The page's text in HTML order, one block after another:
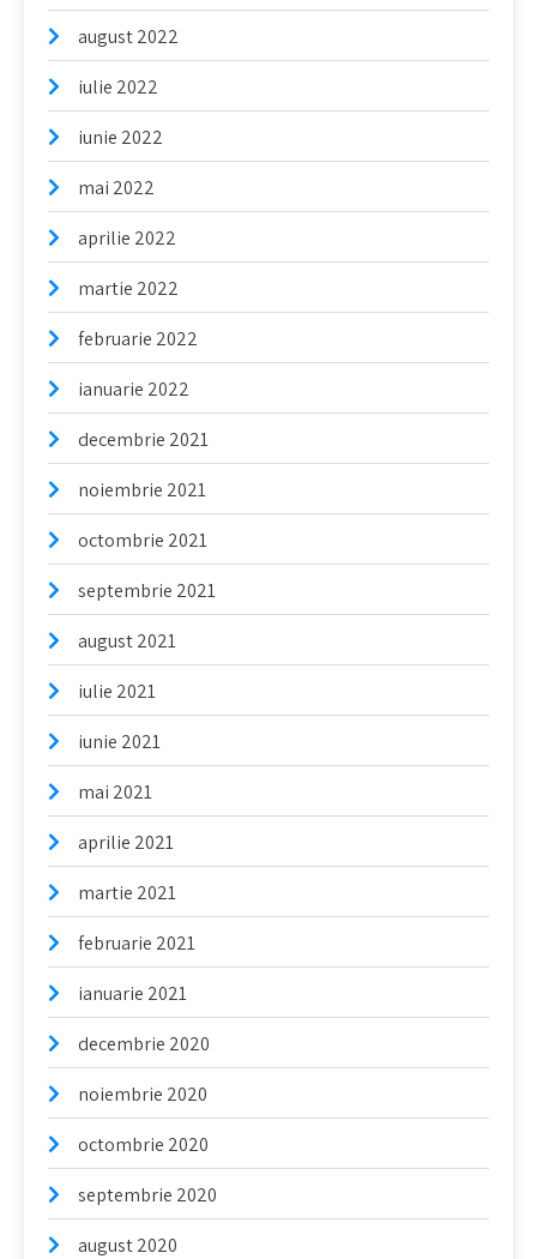
august 2022
iulie 2022
iunie 2022
mai 2022
aprilie 2022
martie 2022
februarie 2022
ianuarie 2022
decembrie 2021
noiembrie 2021
octombrie 2021
septembrie 2021
august 2021
iulie 2021
iunie 2021
mai 2021
aprilie 2021
martie 2021
februarie 2021
ianuarie 2021
decembrie 2020
noiembrie 2020
octombrie 2020
septembrie 2020
august 2020